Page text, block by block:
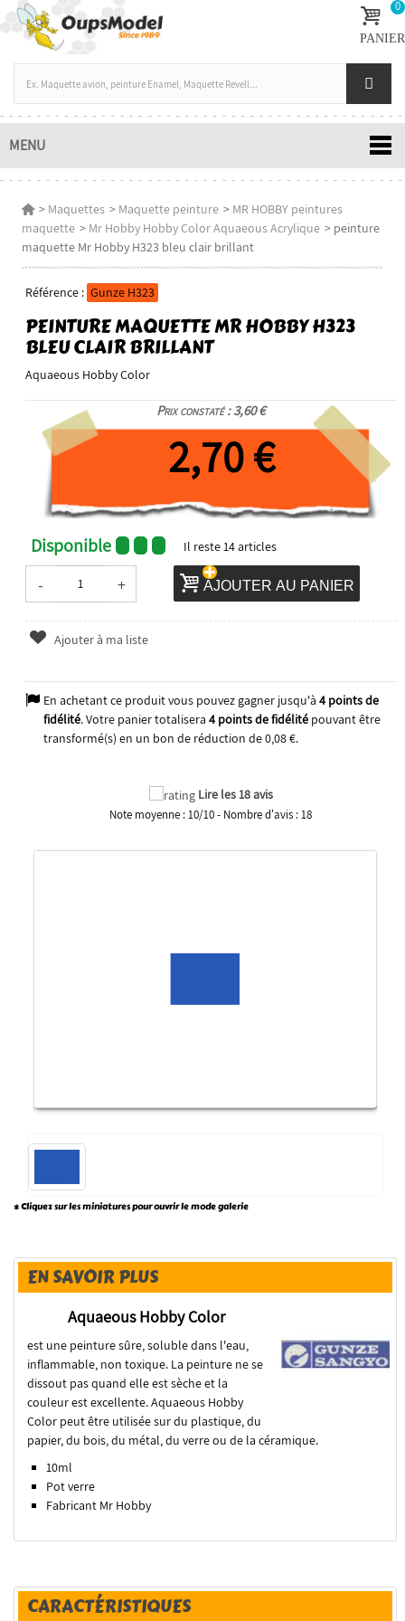
0
PANIER
MENU
> Maquettes > Maquette peinture > MR HOBBY peintures
maquette > Mr Hobby Hobby Color Aquaeous Acrylique > peinture
maquette Mr Hobby H323 bleu clair brillant
Référence : Gunze H323
PEINTURE MAQUETTE MR HOBBY H323
BLEU CLAIR BRILLANT
Aquaeous Hobby Color
Prix constaté : 3,60 €
2,70 €
Disponible Il reste14articles
- + AJOUTER AU PANIER
Ajouter à ma liste
En achetant ce produit vous pouvez gagner jusqu'à 4points de
fidélité. Votre panier totalisera 4points de fidélitépouvant être
transformé(s) en un bon de réduction de0,08 €.
Lire les 18 avis
Note moyenne :10/10- Nombre d'avis :18
* Cliquez sur les miniatures pour ouvrir le mode galerie
EN SAVOIR PLUS
Aquaeous Hobby Color
est une peinture sûre, soluble dans l'eau,
inflammable, non toxique. La peinture ne se
dissout pas quand elle est sèche et la
couleur est excellente. Aquaeous Hobby
Color peut être utilisée sur du plastique, du
papier, du bois, du métal, du verre ou de la céramique.
10ml
Pot verre
Fabricant Mr Hobby
CARACTÉRISTIQUES